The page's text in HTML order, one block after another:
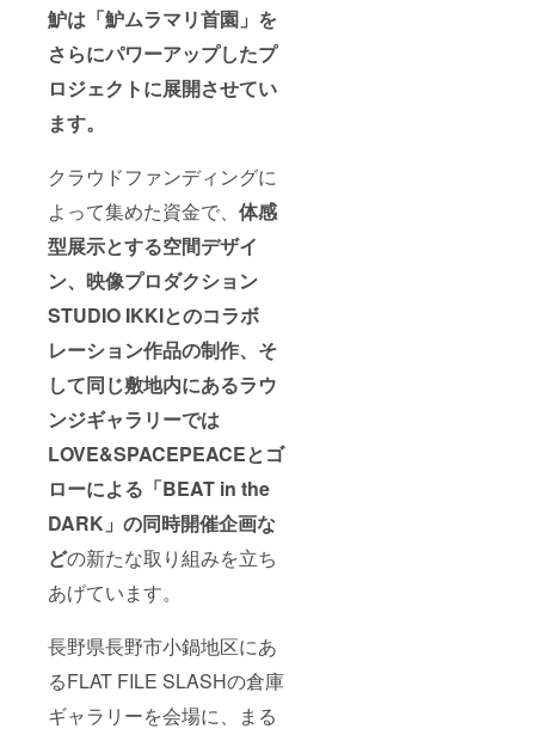
魲は「魲ムラマリ首園」を
さらにパワーアップしたプ
ロジェクトに展開させてい
ます。
クラウドファンディングに
よって集めた資金で、 体感
型展示とする空間デザイ
ン、映像プロダクション
STUDIO IKKIとのコラボ
レーション作品の制作、そ
して同じ敷地内にあるラウ
ンジギャラリーでは
LOVE&SPACEPEACEとゴ
ローによる「BEAT in the
DARK」の同時開催企画な
どの新たな取り組みを立ち
あげています。
長野県長野市小鍋地区にあ
るFLAT FILE SLASHの倉庫
ギャラリーを会場に、まる